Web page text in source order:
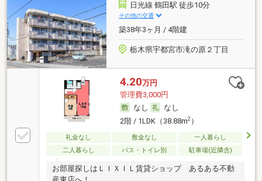
日光線 鶴田駅 徒歩10分
その他の交通
築38年3ヶ月 / 4階建
栃木県宇都宮市滝の原２丁目
4.20万円
管理費3,000円
なし
なし
2階 / 1LDK（38.88m2）
礼金なし 敷金なし
一人暮らし
二人暮らし
バス・トイレ別 駐車場(近隣含)
お部屋探しはＬＩＸＩＬ賃貸ショップ あるある不動